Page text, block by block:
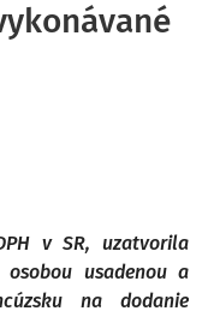
v SR, uzatvorila
usadenou a
na dodanie